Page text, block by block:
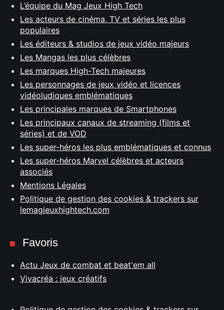
L’équipe du Mag Jeux High Tech
Les acteurs de cinéma, TV et séries les plus
populaires
Les éditeurs & studios de jeux vidéo majeurs
Les Mangas les plus célèbres
Les marques High-Tech majeures
Les personnages de jeux vidéo et licences
vidéoludiques emblématiques
Les principales marques de Smartphones
Les principaux canaux de streaming (films et
séries) et de VOD
Les super-héros les plus emblématiques et connus
Les super-héros Marvel célèbres et acteurs
associés
Mentions Légales
Politique de gestion des cookies & trackers sur
lemagjeuxhightech.com
Favoris
Actu Jeux de combat et beat'em all
Vivacréa : jeux créatifs